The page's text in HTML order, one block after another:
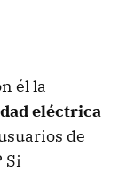
él la
eléctrica
de
Si